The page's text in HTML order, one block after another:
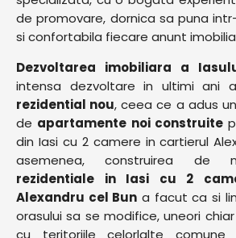
de promovare, dornica sa puna
si confortabila fiecare anunt
Dezvoltarea imobiliara a
intensa dezvoltare in ultimi ani
rezidential nou, ceea ce a adus
de apartamente noi construite
din Iasi cu 2 camere in cartierul
asemenea, construirea de
rezidentiale in Iasi cu 2
Alexandru cel Bun a facut ca si
orasului sa se modifice, uneori
cu teritoriile celorlalte comune